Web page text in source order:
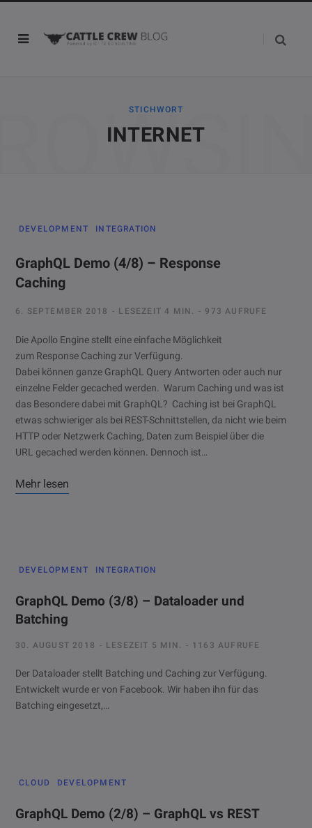
STICHWORT
INTERNET
DEVELOPMENT INTEGRATION
GraphQL Demo (4/8) – Response
Caching
6. SEPTEMBER 2018 LESEZEIT 4 MIN. 973 AUFRUFE
Die Apollo Engine stellt eine einfache Möglichkeit
zum Response Caching zur Verfügung.
Dabei können ganze GraphQL Query Antworten oder auch nur
einzelne Felder gecached werden. Warum Caching und was ist
das Besondere dabei mit GraphQL? Caching ist bei GraphQL
etwas schwieriger als bei REST-Schnittstellen, da nicht wie beim
HTTP oder Netzwerk Caching, Daten zum Beispiel über die
URL gecached werden können. Dennoch ist…
Mehr lesen
DEVELOPMENT INTEGRATION
GraphQL Demo (3/8) – Dataloader und
Batching
30. AUGUST 2018 LESEZEIT 5 MIN. 1163 AUFRUFE
Der Dataloader stellt Batching und Caching zur Verfügung.
Entwickelt wurde er von Facebook. Wir haben ihn für das
Batching eingesetzt,…
CLOUD DEVELOPMENT
GraphQL Demo (2/8) – GraphQL vs REST